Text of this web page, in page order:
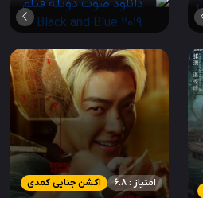
اکشن جنایی کمدی امتیاز : 6.8